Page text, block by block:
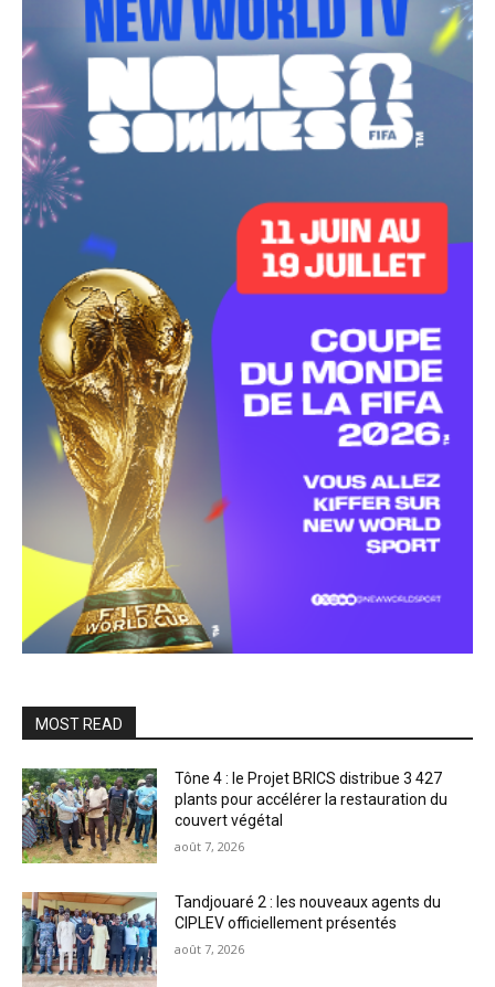
MOST READ
Tône 4 : le Projet BRICS distribue 3 427
plants pour accélérer la restauration du
couvert végétal
août 7, 2026
Tandjouaré 2 : les nouveaux agents du
CIPLEV officiellement présentés
août 7, 2026